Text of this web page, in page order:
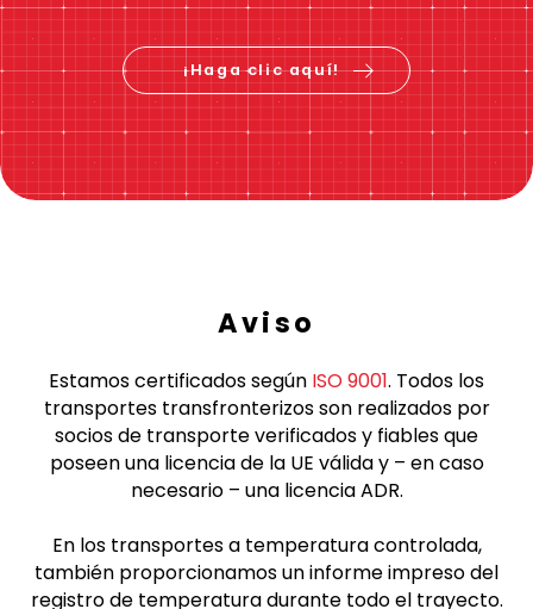
¡Haga clic aquí!
Aviso
Estamos certificados según ISO 9001. Todos los
transportes transfronterizos son realizados por
socios de transporte verificados y fiables que
poseen una licencia de la UE válida y – en caso
necesario – una licencia ADR.
En los transportes a temperatura controlada,
también proporcionamos un informe impreso del
registro de temperatura durante todo el trayecto.